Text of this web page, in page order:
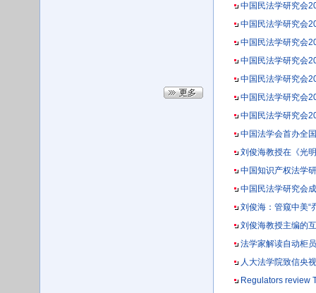
中国民法学研究会
中国民法学研究会
中国民法学研究会
中国民法学研究会
中国民法学研究会
中国民法学研究会
中国民法学研究会
中国法学会首办全
刘俊海教授在《光
中国知识产权法学
中国民法学研究会
刘俊海：管窥中美“
刘俊海教授主编的
法学家解读自动柜
人大法学院致信央
Regulators review